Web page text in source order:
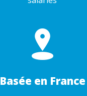
Basée en France